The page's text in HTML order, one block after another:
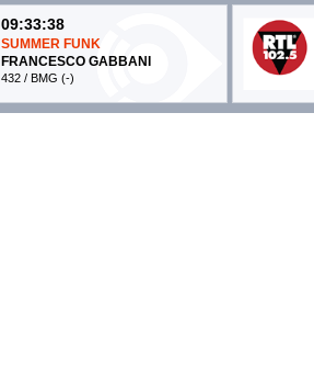
09:33:38
SUMMER FUNK
FRANCESCO GABBANI
432 / BMG (-)